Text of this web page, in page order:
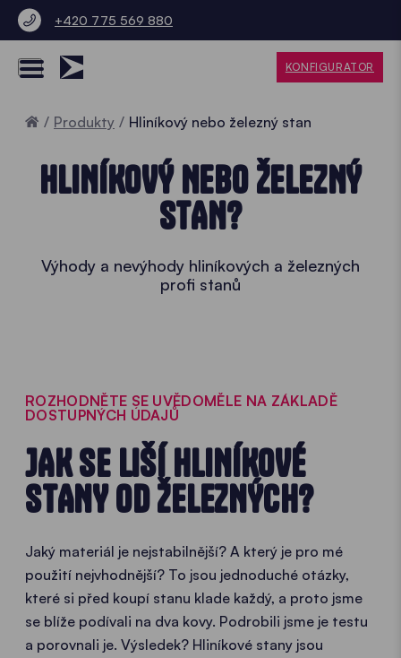
+420 775 569 880
KONFIGURATOR
Home
Produkty Hliníkový nebo železný stan
HLINÍKOVÝ NEBO ŽELEZNÝ
STAN?
Výhody a nevýhody hliníkových a železných
profi stanů
ROZHODNĚTE SE UVĚDOMĚLE NA ZÁKLADĚ
DOSTUPNÝCH ÚDAJŮ
JAK SE LIŠÍ HLINÍKOVÉ
STANY OD ŽELEZNÝCH?
Jaký materiál je nejstabilnější? A který je pro mé
použití nejvhodnější? To jsou jednoduché otázky,
které si před koupí stanu klade každý, a proto jsme
se blíže podívali na dva kovy. Podrobili jsme je testu
a porovnali je. Výsledek? Hliníkové stany jsou